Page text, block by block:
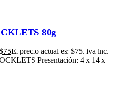
80g
$75El precio actual es: $75. iva inc.
Presentación: 4 x 14 x